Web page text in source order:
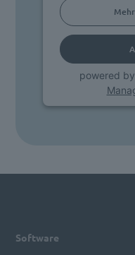
powered by
Software